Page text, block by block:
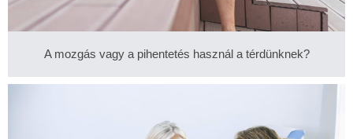
A mozgás vagy a pihentetés használ a térdünknek?